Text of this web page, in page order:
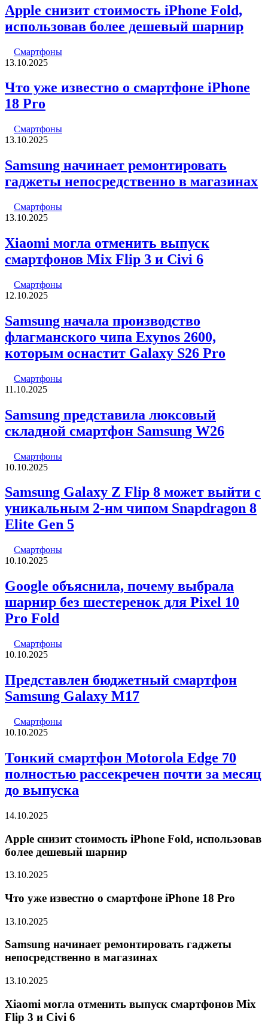
Apple снизит стоимость iPhone Fold,
использовав более дешевый шарнир
Смартфоны
13.10.2025
Что уже известно о смартфоне iPhone
18 Pro
Смартфоны
13.10.2025
Samsung начинает ремонтировать
гаджеты непосредственно в магазинах
Смартфоны
13.10.2025
Xiaomi могла отменить выпуск
смартфонов Mix Flip 3 и Civi 6
Смартфоны
12.10.2025
Samsung начала производство
флагманского чипа Exynos 2600,
которым оснастит Galaxy S26 Pro
Смартфоны
11.10.2025
Samsung представила люксовый
складной смартфон Samsung W26
Смартфоны
10.10.2025
Samsung Galaxy Z Flip 8 может выйти с
уникальным 2-нм чипом Snapdragon 8
Elite Gen 5
Смартфоны
10.10.2025
Google объяснила, почему выбрала
шарнир без шестеренок для Pixel 10
Pro Fold
Смартфоны
10.10.2025
Представлен бюджетный смартфон
Samsung Galaxy M17
Смартфоны
10.10.2025
Тонкий смартфон Motorola Edge 70
полностью рассекречен почти за месяц
до выпуска
14.10.2025
Apple снизит стоимость iPhone Fold, использовав
более дешевый шарнир
13.10.2025
Что уже известно о смартфоне iPhone 18 Pro
13.10.2025
Samsung начинает ремонтировать гаджеты
непосредственно в магазинах
13.10.2025
Xiaomi могла отменить выпуск смартфонов Mix
Flip 3 и Civi 6